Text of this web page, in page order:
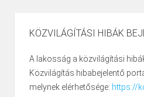
KÖZVILÁGÍTÁSI HIBÁK
A lakosság a közvilágítási
Közvilágítás hibabejelentő
melynek elérhetősége: https://